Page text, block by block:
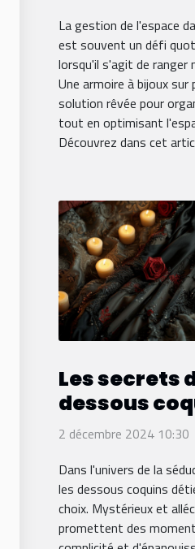
La gestion de l'espace
est souvent un défi
lorsqu'il s'agit de ranger
Une armoire à bijoux sur
solution rêvée pour
tout en optimisant
Découvrez dans cet
Les secrets
dessous
des soirées
2 décembre 2024 10:30
Dans l'univers de la
les dessous coquins
choix. Mystérieux et
promettent des